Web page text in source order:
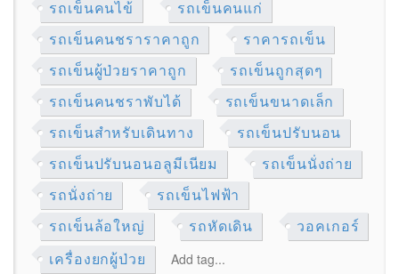
รถเข็นคนไข้ รถเข็นคนแก่
รถเข็นคนชราราคาถูก ราคารถเข็น
รถเข็นผู้ป่วยราคาถูก รถเข็นถูกสุดๆ
รถเข็นคนชราพับได้ รถเข็นขนาดเล็ก
รถเข็นสำหรับเดินทาง รถเข็นปรับนอน
รถเข็นปรับนอนอลูมีเนียม รถเข็นนั่งถ่าย
รถนั่งถ่าย รถเข็นไฟฟ้า
รถเข็นล้อใหญ่ รถหัดเดิน วอคเกอร์
เครื่องยกผู้ป่วย